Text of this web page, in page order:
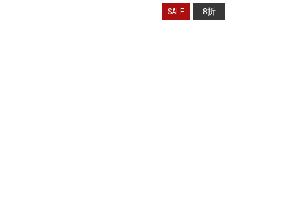
8折